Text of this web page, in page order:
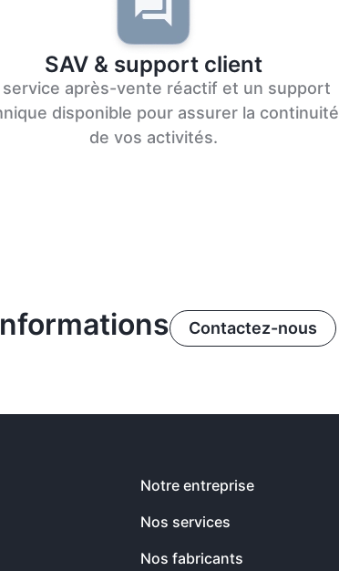
SAV & support client
service après-vente réactif et un support
disponible pour assurer la continuité
de vos activités.
Contactez-nous
Notre entreprise
Nos services
Nos fabricants